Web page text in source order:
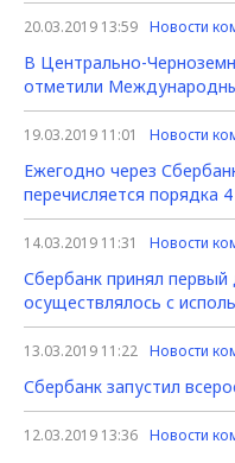
20.03.2019 13:59 Новости
В Центрально-
отметили
19.03.2019 11:01 Новости
Ежегодно через
перечисляется порядка
14.03.2019 11:31 Новости
Сбербанк принял
осуществлялось с
13.03.2019 11:22 Новости
Сбербанк запустил
12.03.2019 13:36 Новости